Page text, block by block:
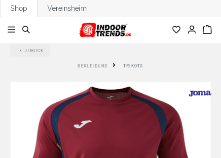
springen
Shop Vereinsheim
ZURÜCK
BEKLEIDUNG TRIKOTS